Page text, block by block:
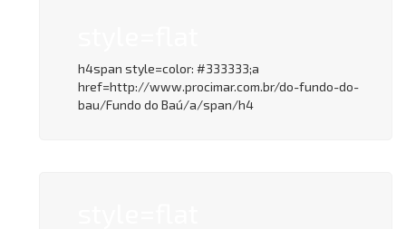
h4span style=color: #333333;a
href=http://www.procimar.com.br/do-fundo-do-
bau/Fundo do Baú/a/span/h4